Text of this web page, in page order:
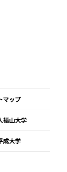
マップ
福山大学
成大学